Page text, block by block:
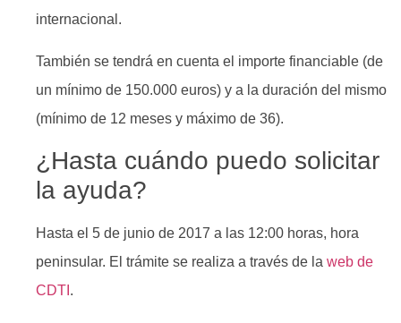
internacional.
También se tendrá en cuenta el importe financiable (de
un mínimo de 150.000 euros) y a la duración del mismo
(mínimo de 12 meses y máximo de 36).
¿Hasta cuándo puedo solicitar
la ayuda?
Hasta el 5 de junio de 2017 a las 12:00 horas, hora
peninsular. El trámite se realiza a través de la web de
CDTI .